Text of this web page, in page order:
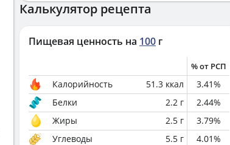
Калькулятор рецепта
Пищевая ценность на 100 г
% от РСП
Калорийность 51.3 ккал 3.41%
Белки
2.2 г 2.44%
Жиры
2.5 г 3.79%
Углеводы
5.5 г 4.01%